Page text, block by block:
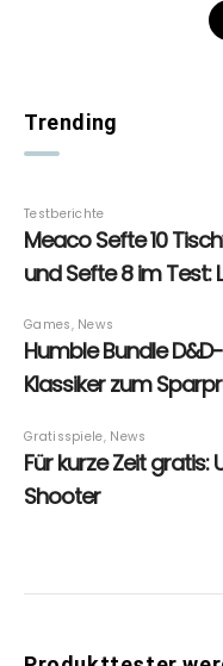
Trending